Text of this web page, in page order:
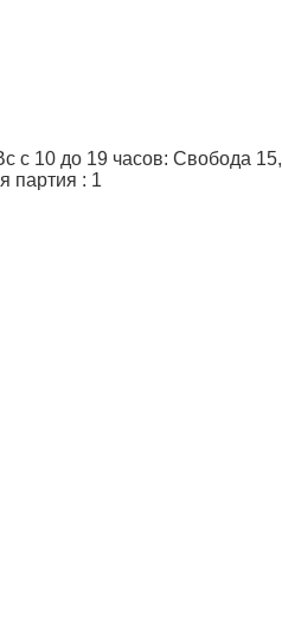
с 10 до 19 часов: Свобода 15,
партия : 1